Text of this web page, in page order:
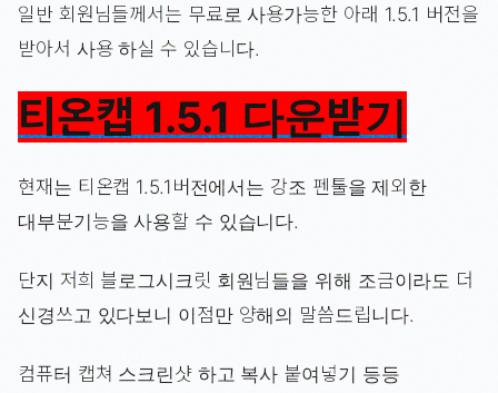
일반 회원님들께서는 무료로 사용가능한 아래 1.5.1 버전을
받아서 사용 하실 수 있습니다.
티온캡 1.5.1 다운받기
현재는 티온캡 1.5.1버전에서는 강조 펜툴을 제외한
대부분기능을 사용할 수 있습니다.
단지 저희 블로그시크릿 회원님들을 위해 조금이라도 더
신경쓰고 있다보니 이점만 양해의 말씀드립니다.
컴퓨터 캡쳐 스크린샷 하고 복사 붙여넣기 등등